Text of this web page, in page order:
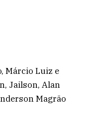
Márcio Luiz e
Jailson, Alan
Magrão